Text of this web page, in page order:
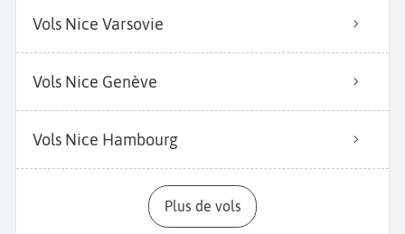
Vols Nice Varsovie
Vols Nice Genève
Vols Nice Hambourg
Plus de vols